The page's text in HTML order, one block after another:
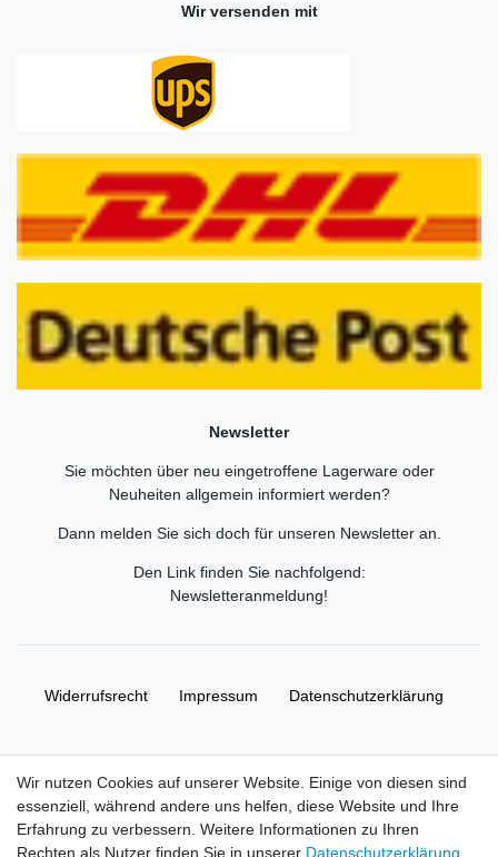
Wir versenden mit
Newsletter
Sie möchten über neu eingetroffene Lagerware oder
Neuheiten allgemein informiert werden?
Dann melden Sie sich doch für unseren Newsletter an.
Den Link finden Sie nachfolgend:
Newsletteranmeldung!
Widerrufs­recht Impressum Daten­schutz­erklärung
© Copyright 2026 | Alle Rechte vorbehalten. HL-
Handelsgesellschaft mbH.
Wir nutzen Cookies auf unserer Website. Einige von diesen sind
essenziell, während andere uns helfen, diese Website und Ihre
Erfahrung zu verbessern. Weitere Informationen zu Ihren
Rechten als Nutzer finden Sie in unserer Daten­schutz­erklärung